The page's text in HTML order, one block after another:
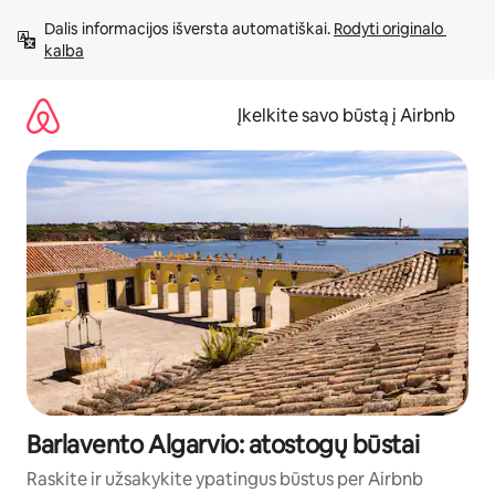
prie
turinio
Dalis informacijos išversta automatiškai. Rodyti originalo
kalba
Įkelkite savo būstą į Airbnb
Barlavento Algarvio: atostogų būstai
Raskite ir užsakykite ypatingus būstus per Airbnb